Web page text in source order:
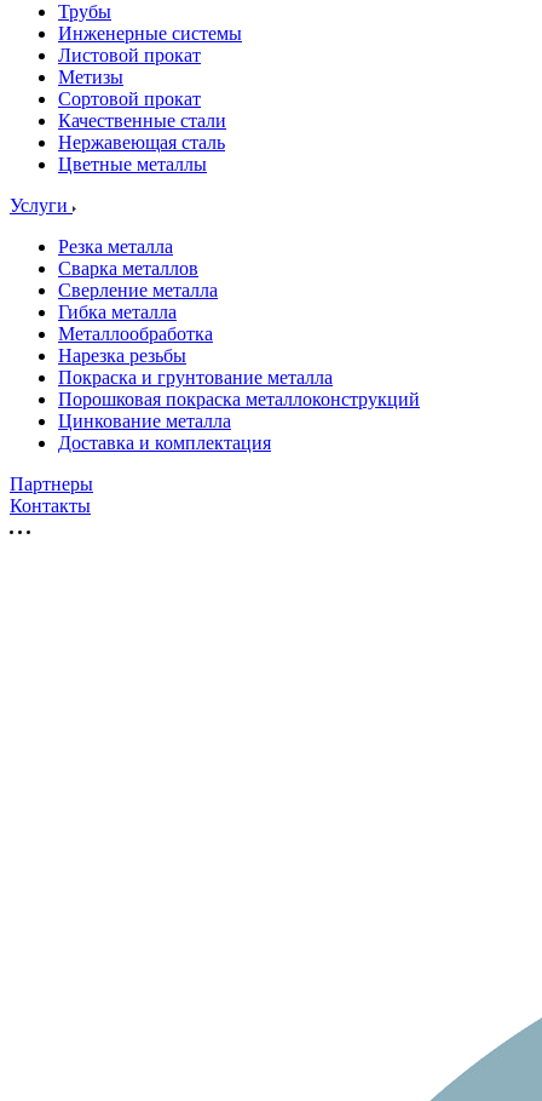
Трубы
Инженерные системы
Листовой прокат
Метизы
Сортовой прокат
Качественные стали
Нержавеющая сталь
Цветные металлы
Услуги
Резка металла
Сварка металлов
Сверление металла
Гибка металла
Металлообработка
Нарезка резьбы
Покраска и грунтование металла
Порошковая покраска металлоконструкций
Цинкование металла
Доставка и комплектация
Партнеры
Контакты